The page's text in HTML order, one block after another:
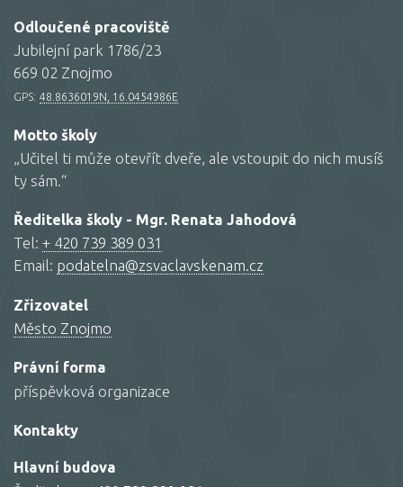
Odloučené pracoviště
Jubilejní park 1786/23
669 02 Znojmo
GPS: 48.8636019N, 16.0454986E
Motto školy
„Učitel ti může otevřít dveře, ale vstoupit do nich musíš
ty sám.“
Ředitelka školy - Mgr. Renata Jahodová
Tel: + 420 739 389 031
Email: podatelna@zsvaclavskenam.cz
Zřizovatel
Město Znojmo
Právní forma
příspěvková organizace
Kontakty
Hlavní budova